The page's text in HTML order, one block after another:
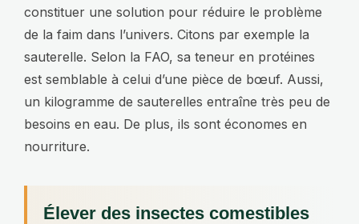
constituer une solution pour réduire le problème
de la faim dans l’univers. Citons par exemple la
sauterelle. Selon la FAO, sa teneur en protéines
est semblable à celui d’une pièce de bœuf. Aussi,
un kilogramme de sauterelles entraîne très peu de
besoins en eau. De plus, ils sont économes en
nourriture.
Élever des insectes comestibles